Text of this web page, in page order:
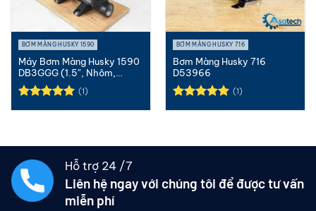
BƠM MÀNG HUSKY 1590
Máy Bơm Màng Husky 1590
DB3GGG (1.5″, Nhôm,
Geolast)
Được xếp
(1)
BƠM MÀNG HUSKY 716
Bơm Màng Husky 716
D53966
Được xếp
(1)
Hỗ trợ 24 /7
Liên hệ ngay với chúng tôi để được tư vấn
miễn phí